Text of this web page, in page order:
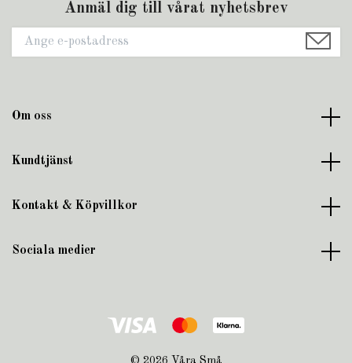
Anmäl dig till vårat nyhetsbrev
Om oss
Kundtjänst
Kontakt & Köpvillkor
Sociala medier
© 2026 Våra Små